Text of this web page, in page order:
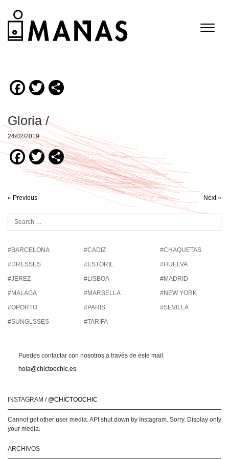
Facebook
Twitter
Gloria /
24/02/2019
Facebook
TwitterCompartir
« Previous Next »
#BARCELONA #CADIZ
#CHAQUETAS
#DRESSES
#ESTORIL
#HUELVA
#JEREZ
#LISBOA
#MADRID
#MALAGA
#MARBELLA
#NEW YORK
#OPORTO
#PARIS
#SEVILLA
#SUNGLSSES
#TARIFA
Puedes contactar con nosotros a través de este mail.
hola@chictoochic.es
INSTAGRAM / @CHICTOOCHIC
Cannot get other user media. API shut down by Instagram. Sorry. Display only
your media.
ARCHIVOS